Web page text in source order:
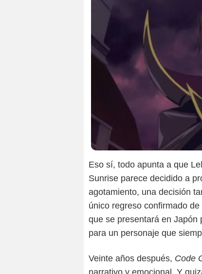
Eso sí, todo apunta a que
Sunrise parece decidido a
agotamiento, una decisión
único regreso confirmado
que se presentará en Japón
para un personaje que
Veinte años después, Code